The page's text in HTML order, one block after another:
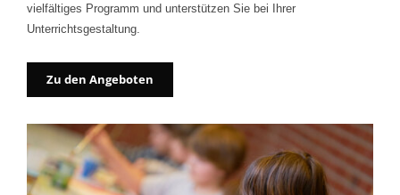
vielfältiges Programm und unterstützen Sie bei Ihrer
Unterrichtsgestaltung.
Zu den Angeboten